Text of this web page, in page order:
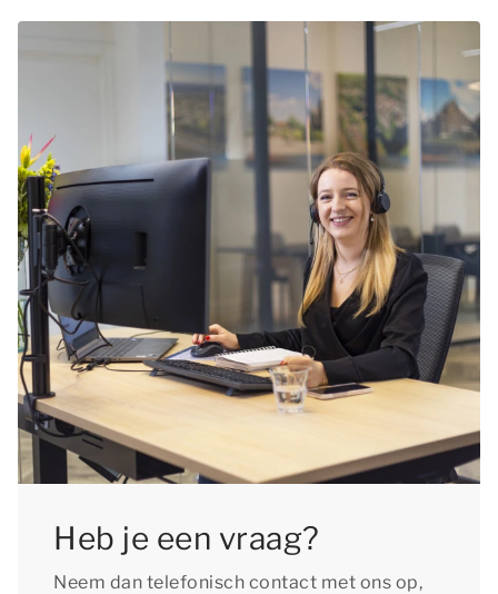
Heb je een vraag?
Neem dan telefonisch contact met ons op,